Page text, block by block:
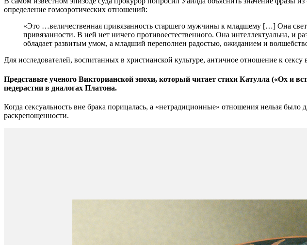
определение гомоэротических отношений:
«Это …величественная привязанность старшего мужчины к младшему […] Она
привязанности. В ней нет ничего противоестественного. Она интеллектуальна,
обладает развитым умом, а младший переполнен радостью, ожиданием и
Для исследователей, воспитанных в христианской культуре, античное отношение к
Представьте ученого Викторианской эпохи, который читает стихи Катулла («Ох и
педерастии в диалогах Платона.
Когда сексуальность вне брака порицалась, а «нетрадиционные» отношения нельзя
раскрепощенности.